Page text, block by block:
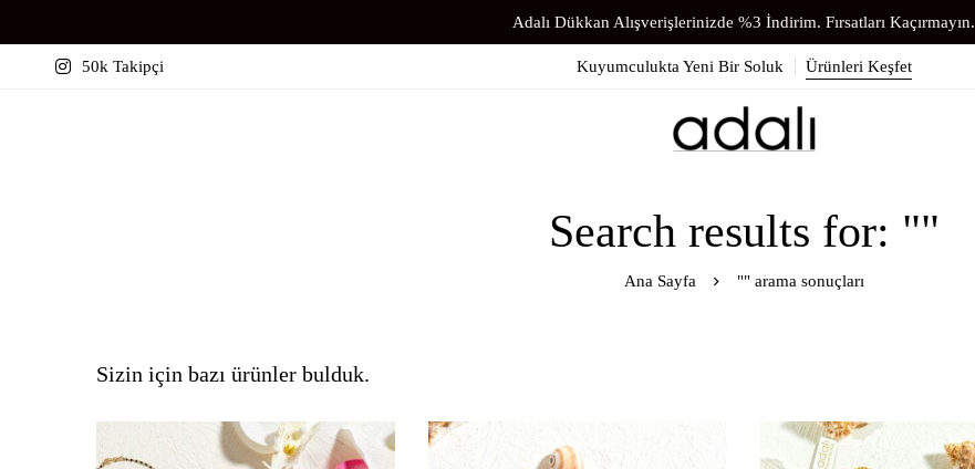
Adalı Dükkan Alışverişlerinizde %3 İndirim. Fırsatları Kaçırmayın.
50k Takipçi Kuyumculukta Yeni Bir Soluk Ürünleri Keşfet
Search results for: ""
Ana Sayfa "" arama sonuçları
Sizin için bazı ürünler bulduk.